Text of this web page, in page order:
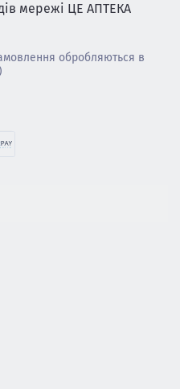
мережі ЦЕ АПТЕКА
обробляються в